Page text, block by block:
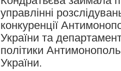
управлінні
конкуренції
України та
політики
України.